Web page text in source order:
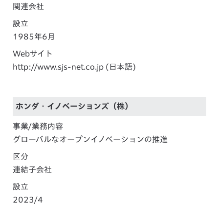
関連会社
設立
1985年6月
Webサイト
http://www.sjs-net.co.jp(日本語)
ホンダ・イノベーションズ（株）
事業/業務内容
グローバルなオープンイノベーションの推進
区分
連結子会社
設立
2023/4